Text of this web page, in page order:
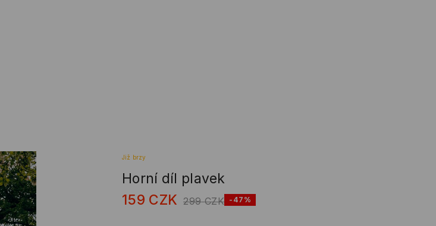
Již brzy
Horní díl plavek
159 CZK 299 CZK -47%